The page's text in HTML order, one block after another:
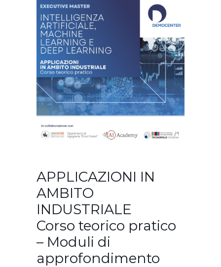
APPLICAZIONI IN
AMBITO
INDUSTRIALE
Corso teorico pratico
– Moduli di
approfondimento